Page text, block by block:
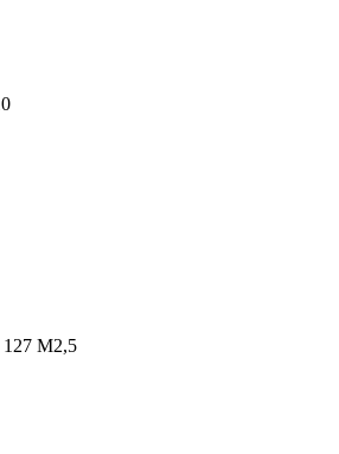
127 М2,5